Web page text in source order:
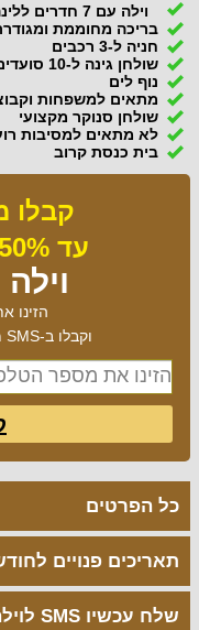
וילה עם 7 חדרים ללינה
בריכה מחוממת
חניה ל-3 רכבים
שולחן גינה ל-10 סועדים
נוף לים
מתאים למשפחות
שולחן סנוקר מקצועי
לא מתאים למסיבות
בית כנסת קרוב
קבלו
עד 50% הנחה בהזמנת:
הזינו
וקבלו ב-SMS מבצעים חמים שווים במיוחד!
כל הפרטים
תאריכים פנויים
שלח עכשיו SMS לוילה